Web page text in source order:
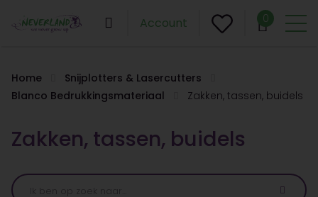
Account 0
Home
Snijplotters & Lasercutters
Blanco Bedrukkingsmateriaal
Zakken, tassen, buidels
Zakken, tassen, buidels